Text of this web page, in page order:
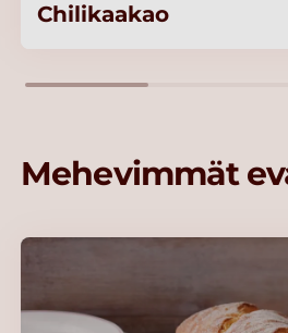
Chilikaakao
Mehevimmät